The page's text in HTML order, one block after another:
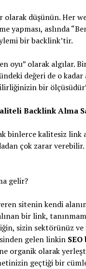
düşünün. Her
yapması, aslında
bir backlink’tir.
oyu” olarak algılar.
değeri de o
bir
Backlink Alma
binlerce kalitesiz
çok zarar verebilir.
gelir?
sitenin kendi
bir link,
sizin sektörünüz ve
gelen linkin
organik olarak
geçtiği bir